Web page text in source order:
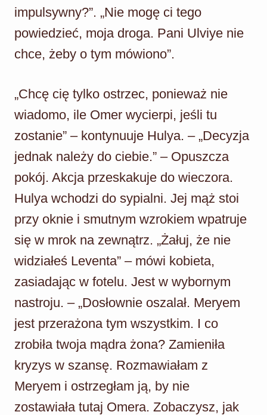
impulsywny?”. „Nie mogę ci tego
powiedzieć, moja droga. Pani Ulviye nie
chce, żeby o tym mówiono”.
„Chcę cię tylko ostrzec, ponieważ nie
wiadomo, ile Omer wycierpi, jeśli tu
zostanie” – kontynuuje Hulya. – „Decyzja
jednak należy do ciebie.” – Opuszcza
pokój. Akcja przeskakuje do wieczora.
Hulya wchodzi do sypialni. Jej mąż stoi
przy oknie i smutnym wzrokiem wpatruje
się w mrok na zewnątrz. „Żałuj, że nie
widziałeś Leventa” – mówi kobieta,
zasiadając w fotelu. Jest w wybornym
nastroju. – „Dosłownie oszalał. Meryem
jest przerażona tym wszystkim. I co
zrobiła twoja mądra żona? Zamieniła
kryzys w szansę. Rozmawiałam z
Meryem i ostrzegłam ją, by nie
zostawiała tutaj Omera. Zobaczysz, jak